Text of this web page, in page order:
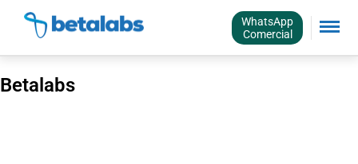
WhatsApp
Comercial
Betalabs